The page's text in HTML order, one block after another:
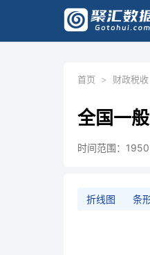
首页 > 财政税收
全国一
时间范围：
折线图 条